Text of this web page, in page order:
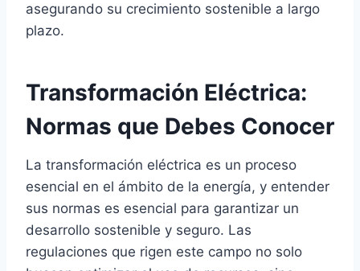
asegurando su crecimiento sostenible a largo
plazo.
Transformación Eléctrica:
Normas que Debes Conocer
La transformación eléctrica es un proceso
esencial en el ámbito de la energía, y entender
sus normas es esencial para garantizar un
desarrollo sostenible y seguro. Las
regulaciones que rigen este campo no solo